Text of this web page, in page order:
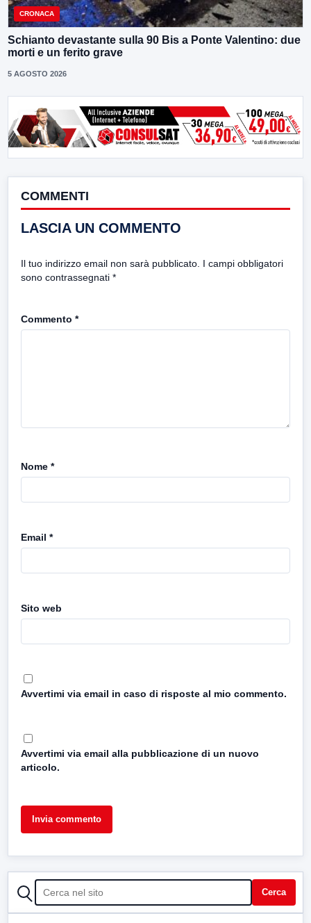
CRONACA
Schianto devastante sulla 90 Bis a Ponte Valentino: due
morti e un ferito grave
5 AGOSTO 2026
COMMENTI
LASCIA UN COMMENTO
Il tuo indirizzo email non sarà pubblicato. I campi obbligatori
sono contrassegnati *
Commento *
Nome *
Email *
Sito web
Avvertimi via email in caso di risposte al mio commento.
Avvertimi via email alla pubblicazione di un nuovo
articolo.
CERCA Cerca